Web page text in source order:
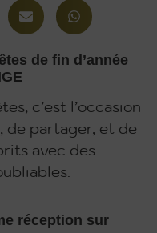
de fin d’année
c’est l’occasion
de partager, et de
avec des
réception sur